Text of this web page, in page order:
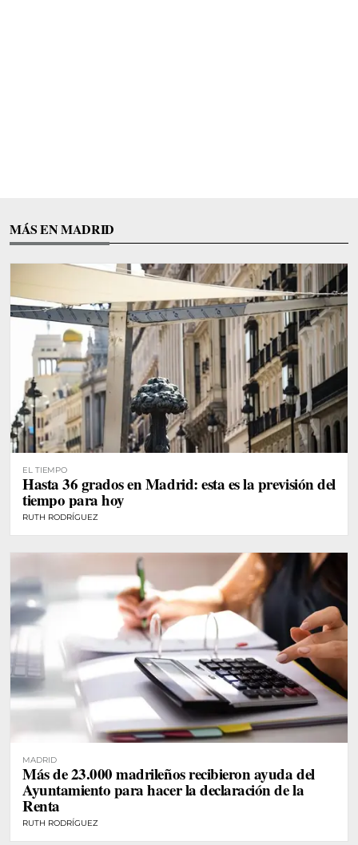
MÁS EN MADRID
EL TIEMPO
Hasta 36 grados en Madrid: esta es la previsión del
tiempo para hoy
RUTH RODRÍGUEZ
MADRID
Más de 23.000 madrileños recibieron ayuda del
Ayuntamiento para hacer la declaración de la
Renta
RUTH RODRÍGUEZ